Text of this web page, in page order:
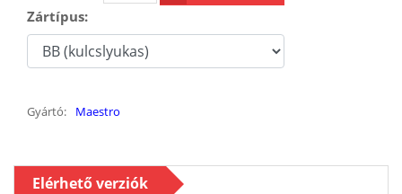
Zártípus:
Gyártó: Maestro
Elérhető verziók